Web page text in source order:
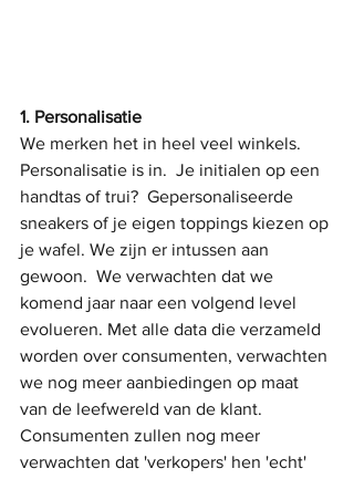
1. Personalisatie
We merken het in heel veel winkels.
Personalisatie is in.  Je initialen op een
handtas of trui?  Gepersonaliseerde
sneakers of je eigen toppings kiezen op
je wafel. We zijn er intussen aan
gewoon.  We verwachten dat we
komend jaar naar een volgend level
evolueren. Met alle data die verzameld
worden over consumenten, verwachten
we nog meer aanbiedingen op maat
van de leefwereld van de klant.
Consumenten zullen nog meer
verwachten dat 'verkopers' hen 'echt'